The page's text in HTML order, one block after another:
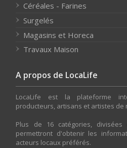
Céréales - Farines
Surgelés
Magasins et Horeca
Travaux Maison
A propos de LocaLife
LocaLife est la plateforme
producteurs, artisans et artistes de
Plus de 16 catégories, divisées
permettront d'obtenir les
acteurs locaux préférés.